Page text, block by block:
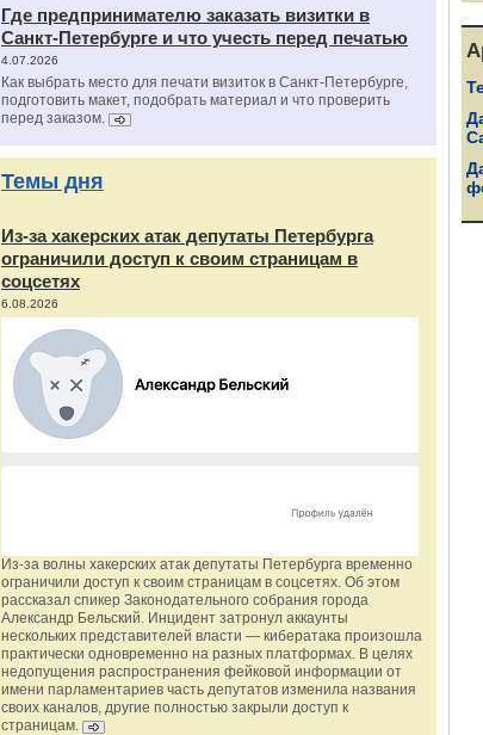
Где предпринимателю заказать визитки в
Санкт-Петербурге и что учесть перед печатью
4.07.2026
Как выбрать место для печати визиток в Санкт-Петербурге,
подготовить макет, подобрать материал и что проверить
перед заказом.
Темы дня
Из‑за хакерских атак депутаты Петербурга
ограничили доступ к своим страницам в
соцсетях
6.08.2026
Из‑за волны хакерских атак депутаты Петербурга временно
ограничили доступ к своим страницам в соцсетях. Об этом
рассказал спикер Законодательного собрания города
Александр Бельский. Инцидент затронул аккаунты
нескольких представителей власти — кибератака произошла
практически одновременно на разных платформах. В целях
недопущения распространения фейковой информации от
имени парламентариев часть депутатов изменила названия
своих каналов, другие полностью закрыли доступ к
страницам.